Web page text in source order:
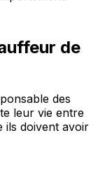
de
des
leur vie entre
ils doivent avoir